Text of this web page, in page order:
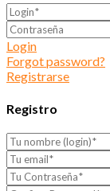
Login
Forgot password?
Registrarse
Registro